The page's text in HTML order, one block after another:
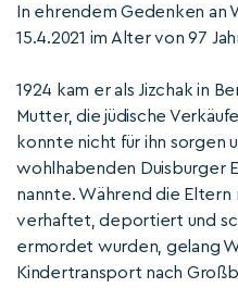
In ehrendem Gedenken an
15.4.2021 im Alter von 97
1924 kam er als Jizchak in
Mutter, die jüdische
konnte nicht für ihn sorgen
wohlhabenden Duisburger
nannte. Während die Eltern
verhaftet, deportiert und
ermordet wurden, gelang
Kindertransport nach